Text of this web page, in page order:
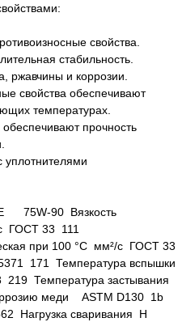
свойства.
стабильность.
ржавчины и коррозии.
свойства обеспечивают
температурах.
прочность
уплотнителями
90 Вязкость
°С мм²/с ГОСТ 33 111
при 100 °С мм²/с ГОСТ 33
171 Температура вспышки
Температура застывания
меди ASTM D130 1b
Нагрузка сваривания Н